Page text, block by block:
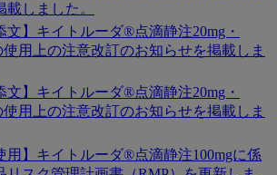
載しました。
文】キイトルーダ®点滴静注20mg・
使用上の注意改訂のお知らせを掲載しま
文】キイトルーダ®点滴静注20mg・
使用上の注意改訂のお知らせを掲載しま
用】キイトルーダ®点滴静注100mgに係